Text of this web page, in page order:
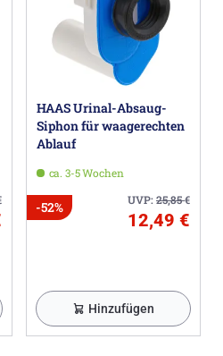
HAAS Urinal-Absaug-
Siphon für waagerechten
Ablauf
ca. 3-5 Wochen
UVP:25,85€
-52%
12,49 €
Hinzufügen